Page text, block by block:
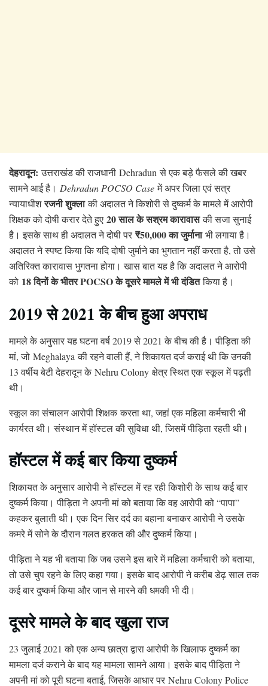
देहरादून: उत्तराखंड की राजधानी Dehradunसे एक बड़े फैसले की खबर
सामने आई है। Dehradun POCSO Caseमें अपर जिला एवं सत्र
न्यायाधीशरजनी शुक्लाकी अदालत ने किशोरी से दुष्कर्म के मामले में आरोपी
शिक्षक को दोषी करार देते हुए 20 साल के सश्रम कारावासकी सजा सुनाई
है। इसके साथ ही अदालत ने दोषी पर ₹50,000 का जुर्मानाभी लगाया है।
अदालत ने स्पष्ट किया कि यदि दोषी जुर्माने का भुगतान नहीं करता है, तो उसे
अतिरिक्त कारावास भुगतना होगा। खास बात यह है कि अदालत ने आरोपी
को 18 दिनों के भीतर POCSO के दूसरे मामले में भी दंडितकिया है।
2019 से 2021 के बीच हुआ अपराध
मामले के अनुसार यह घटना वर्ष 2019 से 2021 के बीच की है। पीड़िता की
मां, जो Meghalaya की रहने वाली हैं, ने शिकायत दर्ज कराई थी कि उनकी
13 वर्षीय बेटी देहरादून केNehru Colony क्षेत्र स्थित एक स्कूल में पढ़ती
थी।
स्कूल का संचालन आरोपी शिक्षक करता था, जहां एक महिला कर्मचारी भी
कार्यरत थी। संस्थान में हॉस्टल की सुविधा थी, जिसमें पीड़िता रहती थी।
हॉस्टल में कई बार किया दुष्कर्म
शिकायत के अनुसार आरोपी ने हॉस्टल में रह रही किशोरी के साथ कई बार
दुष्कर्म किया। पीड़िता ने अपनी मां को बताया कि वह आरोपी को “पापा”
कहकर बुलाती थी। एक दिन सिर दर्द का बहाना बनाकर आरोपी ने उसके
कमरे में सोने के दौरान गलत हरकत की और दुष्कर्म किया।
पीड़िता ने यह भी बताया कि जब उसने इस बारे में महिला कर्मचारी को बताया,
तो उसे चुप रहने के लिए कहा गया। इसके बाद आरोपी ने करीब डेढ़ साल तक
कई बार दुष्कर्म किया और जान से मारने की धमकी भी दी।
दूसरे मामले के बाद खुला राज
23 जुलाई 2021 को एक अन्य छात्रा द्वारा आरोपी के खिलाफ दुष्कर्म का
मामला दर्ज कराने के बाद यह मामला सामने आया। इसके बाद पीड़िता ने
अपनी मां को पूरी घटना बताई, जिसके आधार पर Nehru Colony Police